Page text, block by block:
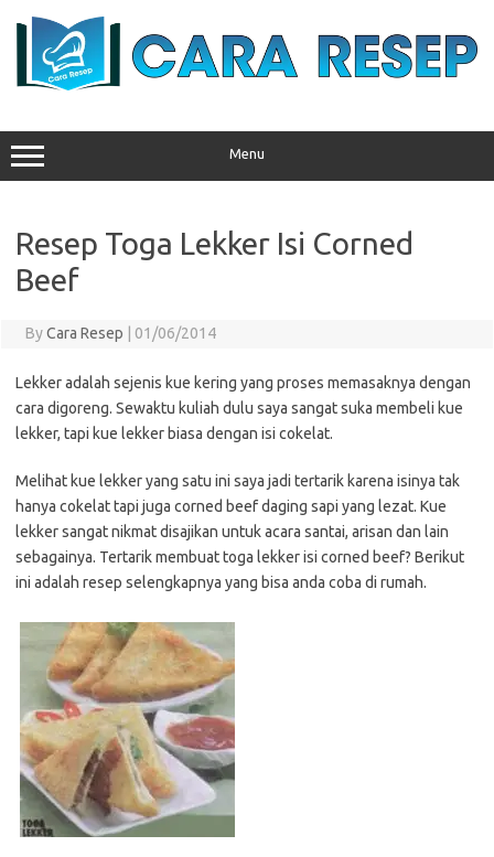
Menu
Resep Toga Lekker Isi Corned
Beef
ByCara Resep 01/06/2014
Lekker adalah sejenis kue kering yang proses memasaknya dengan
cara digoreng. Sewaktu kuliah dulu saya sangat suka membeli kue
lekker, tapi kue lekker biasa dengan isi cokelat.
Melihat kue lekker yang satu ini saya jadi tertarik karena isinya tak
hanya cokelat tapi juga corned beef daging sapi yang lezat. Kue
lekker sangat nikmat disajikan untuk acara santai, arisan dan lain
sebagainya. Tertarik membuat toga lekker isi corned beef? Berikut
ini adalah resep selengkapnya yang bisa anda coba di rumah.